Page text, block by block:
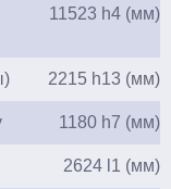
11523 h4 (мм)
2215 h13 (мм)
1180 h7 (мм)
2624 l1 (мм)